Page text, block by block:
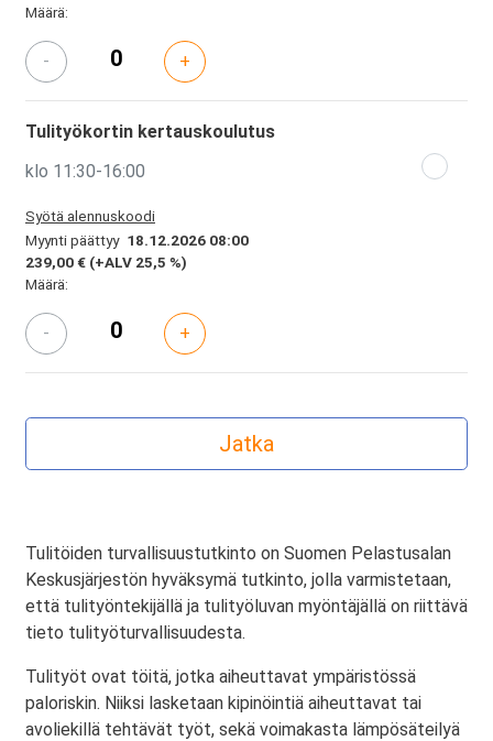
Määrä:
- +
Tulityökortin kertauskoulutus
klo 11:30-16:00
Syötä alennuskoodi
Myynti päättyy 18.12.2026 08:00
239,00 € (+ALV 25,5 %)
Määrä:
- +
Tulitöiden turvallisuustutkinto on Suomen Pelastusalan
Keskusjärjestön hyväksymä tutkinto, jolla varmistetaan,
että tulityöntekijällä ja tulityöluvan myöntäjällä on riittävä
tieto tulityöturvallisuudesta.
Tulityöt ovat töitä, jotka aiheuttavat ympäristössä
paloriskin. Niiksi lasketaan kipinöintiä aiheuttavat tai
avoliekillä tehtävät työt, sekä voimakasta lämpösäteilyä